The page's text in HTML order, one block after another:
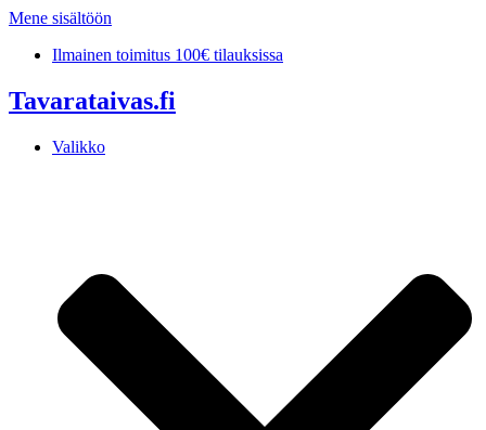
Mene sisältöön
Ilmainen toimitus 100€ tilauksissa
Tavarataivas.fi
Valikko